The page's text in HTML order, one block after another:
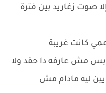
صوت زغاريد بين فترة
كانت غريبة
مش عارفه دا حقد ولا
ليه مادام مش